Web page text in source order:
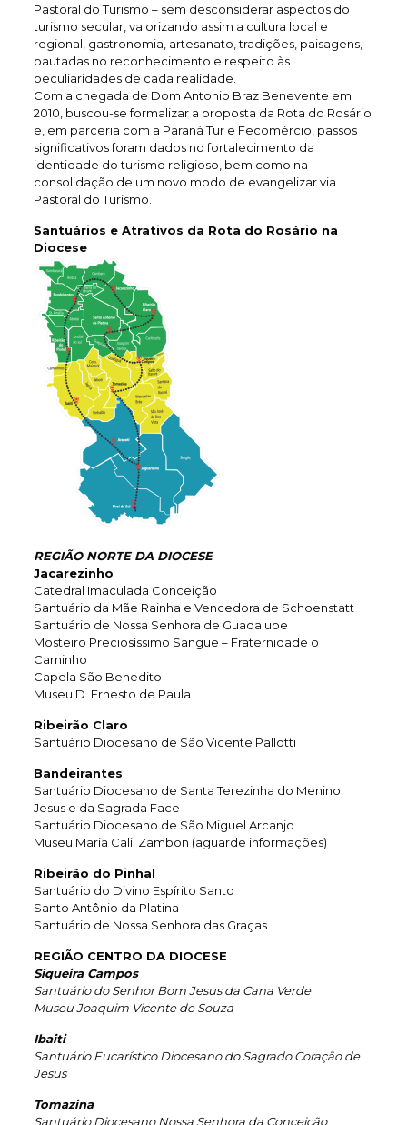
Pastoral do Turismo – sem desconsiderar aspectos do
turismo secular, valorizando assim a cultura local e
regional, gastronomia, artesanato, tradições, paisagens,
pautadas no reconhecimento e respeito às
peculiaridades de cada realidade.
Com a chegada de Dom Antonio Braz Benevente em
2010, buscou-se formalizar a proposta da Rota do Rosário
e, em parceria com a Paraná Tur e Fecomércio, passos
significativos foram dados no fortalecimento da
identidade do turismo religioso, bem como na
consolidação de um novo modo de evangelizar via
Pastoral do Turismo.
Santuários e Atrativos da Rota do Rosário na
Diocese
REGIÃO NORTE DA DIOCESE
Jacarezinho
Catedral Imaculada Conceição
Santuário da Mãe Rainha e Vencedora de Schoenstatt
Santuário de Nossa Senhora de Guadalupe
Mosteiro Preciosíssimo Sangue – Fraternidade o
Caminho
Capela São Benedito
Museu D. Ernesto de Paula
Ribeirão Claro
Santuário Diocesano de São Vicente Pallotti
Bandeirantes
Santuário Diocesano de Santa Terezinha do Menino
Jesus e da Sagrada Face
Santuário Diocesano de São Miguel Arcanjo
Museu Maria Calil Zambon (aguarde informações)
Ribeirão do Pinhal
Santuário do Divino Espírito Santo
Santo Antônio da Platina
Santuário de Nossa Senhora das Graças
REGIÃO CENTRO DA DIOCESE
Siqueira Campos
Santuário do Senhor Bom Jesus da Cana Verde
Museu Joaquim Vicente de Souza
Ibaiti
Santuário Eucarístico Diocesano do Sagrado Coração de
Jesus
Tomazina
Santuário Diocesano Nossa Senhora da Conceição